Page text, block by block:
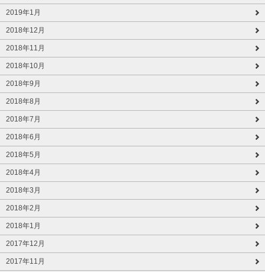
2019年1月
2018年12月
2018年11月
2018年10月
2018年9月
2018年8月
2018年7月
2018年6月
2018年5月
2018年4月
2018年3月
2018年2月
2018年1月
2017年12月
2017年11月